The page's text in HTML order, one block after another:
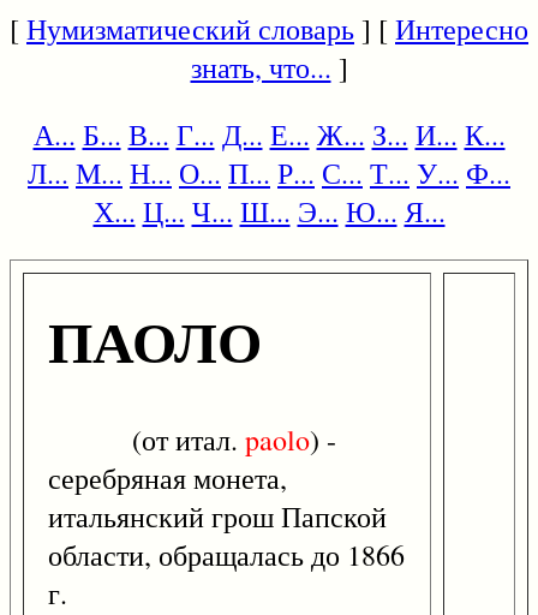
[Нумизматический словарь] [Интересно
знать, что... ]
А... Б... В... Г... Д... Е... Ж... З... И... К...
Л... М... Н... О... П... Р... С... Т... У... Ф...
Х... Ц... Ч... Ш... Э... Ю... Я...
ПАОЛО
(от итал. paolo) -
серебряная монета,
итальянский грош Папской
области, обращалась до 1866
г.